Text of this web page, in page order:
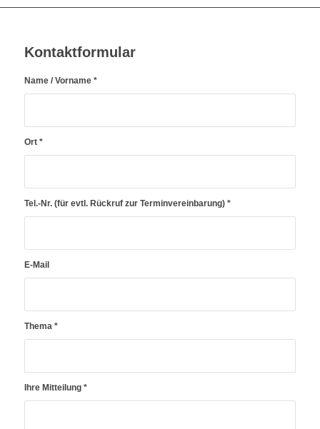
Kontaktformular
Name / Vorname *
Ort *
Tel.-Nr. (für evtl. Rückruf zur Terminvereinbarung) *
E-Mail
Thema *
Ihre Mitteilung *